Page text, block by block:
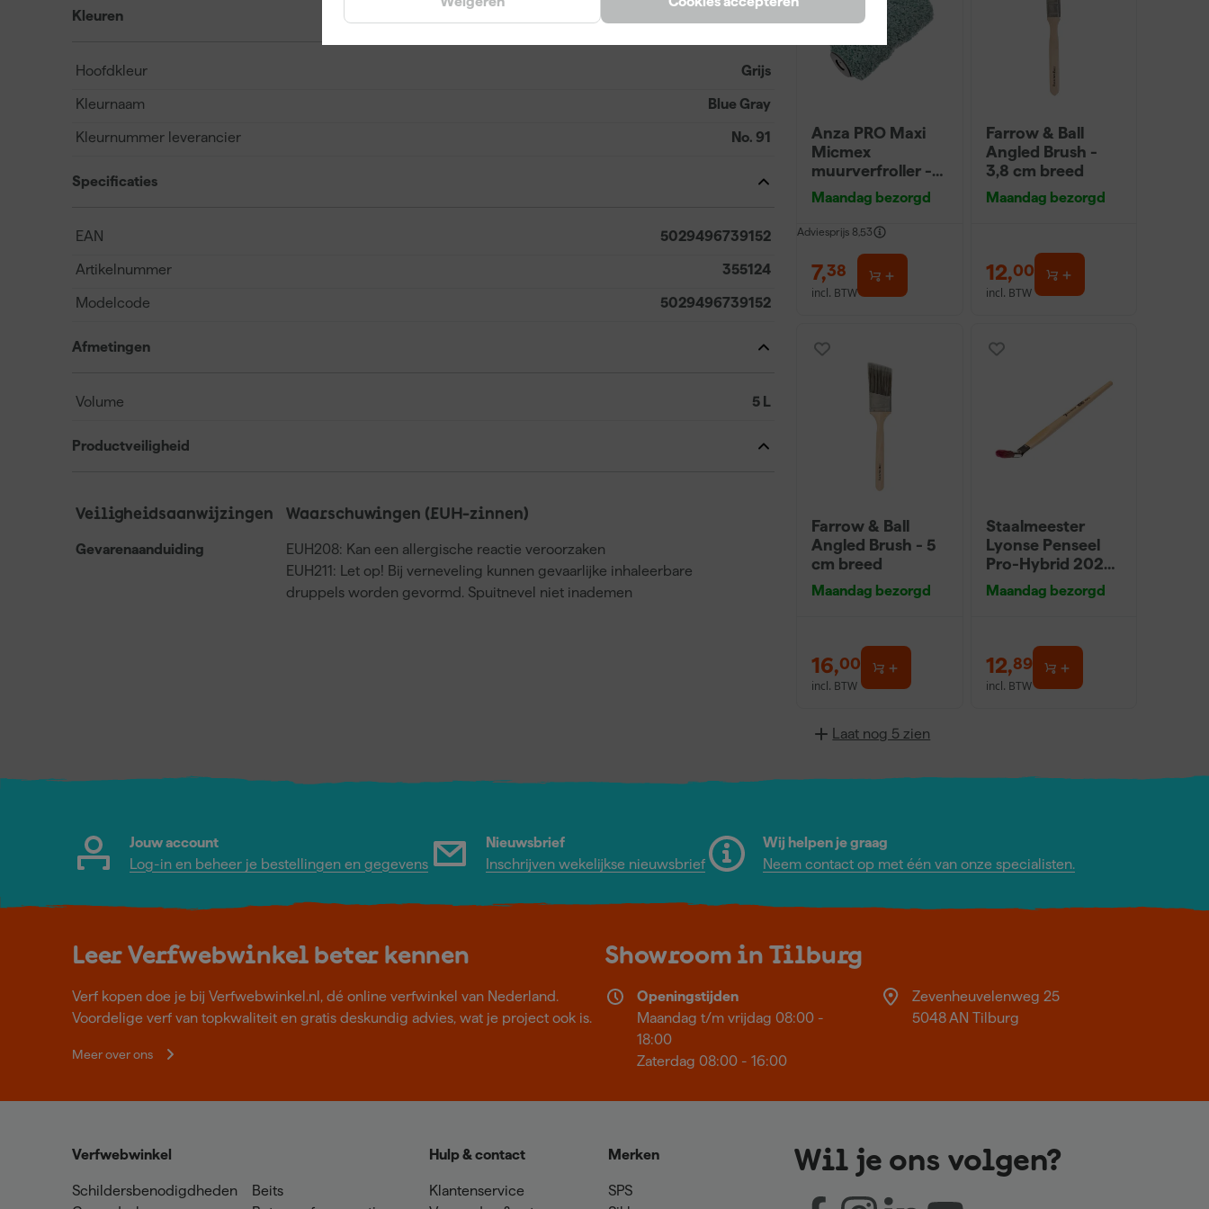
Kleuren
Hoofdkleur Grijs
Kleurnaam Blue Gray
Kleurnummer leverancier No. 91
Specificaties
EAN 5029496739152
Artikelnummer 355124
Modelcode 5029496739152
Afmetingen
Volume 5 L
Productveiligheid
Veiligheidsaanwijzingen
Gevarenaanduiding
Waarschuwingen (EUH-zinnen)
EUH208: Kan een allergische reactie veroorzaken
EUH211: Let op! Bij verneveling kunnen gevaarlijke inhaleerbare
druppels worden gevormd. Spuitnevel niet inademen
Anza PRO Maxi
Micmex
muurverfroller -
18cm
Maandag bezorgd
Adviesprijs 8,53
7,38
incl. BTW
Farrow & Ball
Angled Brush -
3,8 cm breed
Maandag bezorgd
12,00
incl. BTW
Farrow & Ball
Angled Brush - 5
cm breed
Maandag bezorgd
16,00
incl. BTW
Staalmeester
Lyonse Penseel
Pro-Hybrid 2024
- 16
Maandag bezorgd
12,89
incl. BTW
Laat nog 5 zien
Jouw account
Log-in en beheer je bestellingen en gegevens
Nieuwsbrief
Inschrijven wekelijkse nieuwsbrief
Wij helpen je graag
Neem contact op met één van onze specialisten.
Leer Verfwebwinkel beter kennen
Verf kopen doe je bij Verfwebwinkel.nl, dé online verfwinkel van Nederland.
Voordelige verf van topkwaliteit en gratis deskundig advies, wat je project ook is.
Meer over ons
Showroom in Tilburg
Openingstijden
Maandag t/m vrijdag 08:00 -
18:00
Zaterdag 08:00 - 16:00
Zevenheuvelenweg 25
5048 AN Tilburg
Verfwebwinkel
Schildersbenodigdheden
Beits
Hulp & contact
Klantenservice
Merken
SPS
Wil je ons volgen?